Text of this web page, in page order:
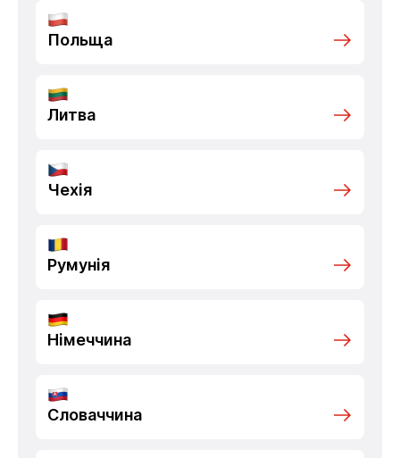
Польща
Литва
Чехія
Румунія
Німеччина
Словаччина